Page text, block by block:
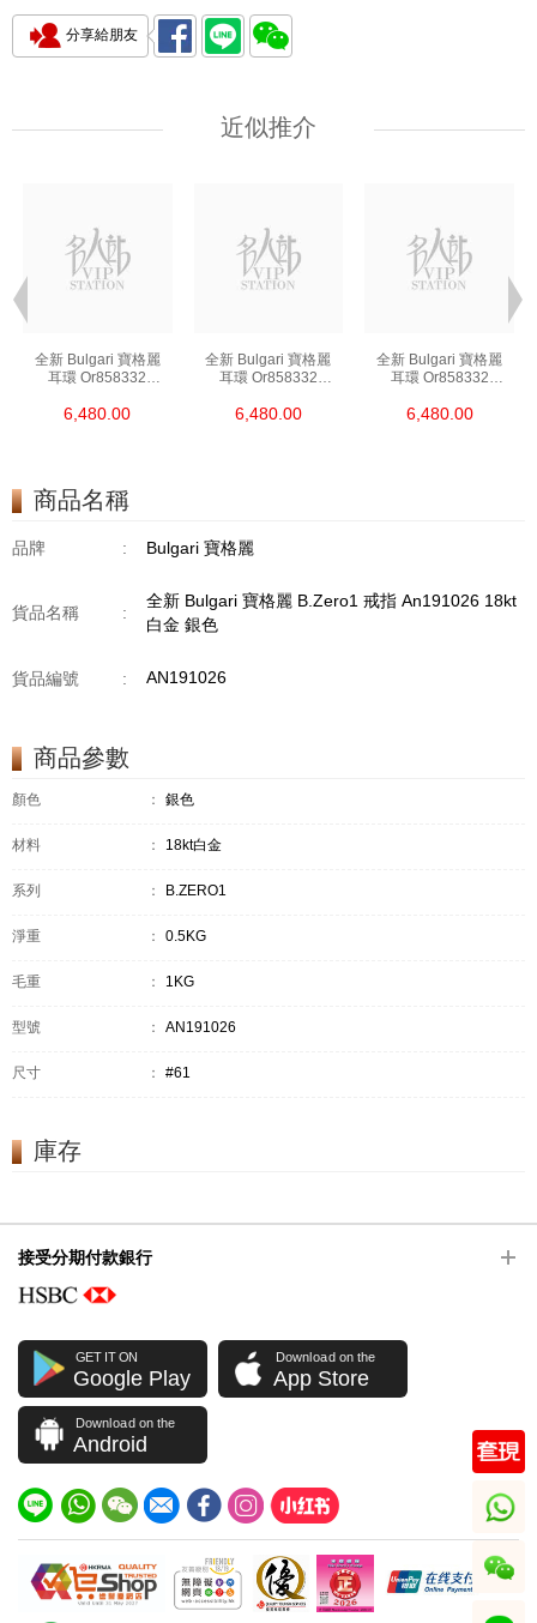
分享給朋友
近似推介
全新 Bulgari 寶格麗
耳環 Or858332
粉紅金色
6,480.00
全新 Bulgari 寶格麗
耳環 Or858332
粉紅金色
6,480.00
全新 Bulgari 寶格麗
耳環 Or858332
粉紅金色
6,480.00
商品名稱
品牌 : Bulgari 寶格麗
貨品名稱 :
全新 Bulgari 寶格麗 B.Zero1 戒指 An191026 18kt
白金 銀色
貨品編號 : AN191026
商品參數
顏色 ： 銀色
材料 ： 18kt白金
系列 ： B.ZERO1
淨重 ： 0.5KG
毛重 ： 1KG
型號 ： AN191026
尺寸 ： #61
庫存
接受分期付款銀行
GET IT ON
Google Play
Download on the
App Store
Download on the
Android
whatsapp